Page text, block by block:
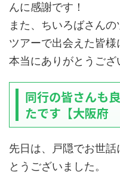
んに感謝です！
また、ちいろばさんの
ツアーで出会えた皆様
本当にありがとうござ
同行の皆さんも
たです【大阪府
先日は、戸隠でお世
とうございました。